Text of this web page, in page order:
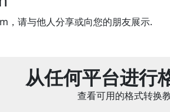
，请与他人分享或向您的朋友展示.
从任何平台进行
查看可用的格式转换